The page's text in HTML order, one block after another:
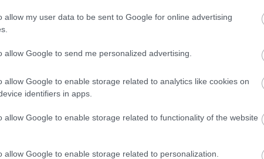
allow my user data to be sent to Google for online advertising
allow Google to send me personalized advertising.
allow Google to enable storage related to analytics like cookies on
identifiers in apps.
allow Google to enable storage related to functionality of the website
allow Google to enable storage related to personalization.
a hely nagyon hangulatos, de a kiszolgálás egy kicsit flegma
ahol egy magasított bárszékre kellett felmásznom, pedig volt
ülhettünk le, mondván, hogy csak ketten vagyunk és az egy
és egy hölgy és ők elegek voltak ketten is ahhoz a négy
előzetes asztalfoglalási lehetőség tehát elméletileg nem